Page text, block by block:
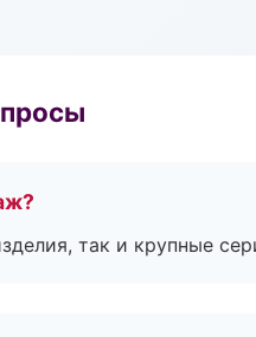
так и крупные